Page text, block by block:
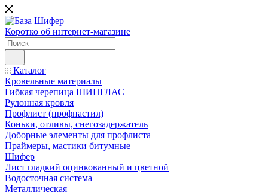
Коротко об интернет-магазине
Каталог
Кровельные материалы
Гибкая черепица ШИНГЛАС
Рулонная кровля
Профлист (профнастил)
Коньки, отливы, снегозадержатель
Доборные элементы для профлиста
Праймеры, мастики битумные
Шифер
Лист гладкий оцинкованный и цветной
Водосточная система
Металлическая